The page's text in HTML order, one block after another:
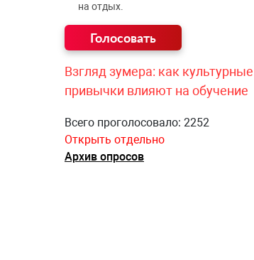
на отдых.
Взгляд зумера: как культурные
привычки влияют на обучение
Всего проголосовало: 2252
Открыть отдельно
Архив опросов